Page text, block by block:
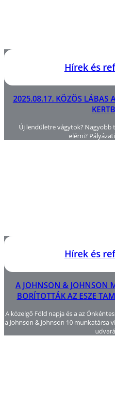
Hírek és
2025.08.17. KÖZÖS LÁBAS
Új lendületre vágytok?
elérni?
Hírek és
A JOHNSON & JOHNSON
BORÍTOTTÁK AZ ESZE
A közelgő Föld napja és a az
a Johnson & Johnson 10